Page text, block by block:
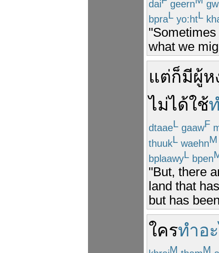
dai
geern
bpraL yo:htL
what we
แต่ก็มีผู้ห
ไม่ได้ใช้
dtaaeL gaawF
thuukL waehnM
bplaawyL bpen
"But, there
land that
but has
ใครทำอ
M M